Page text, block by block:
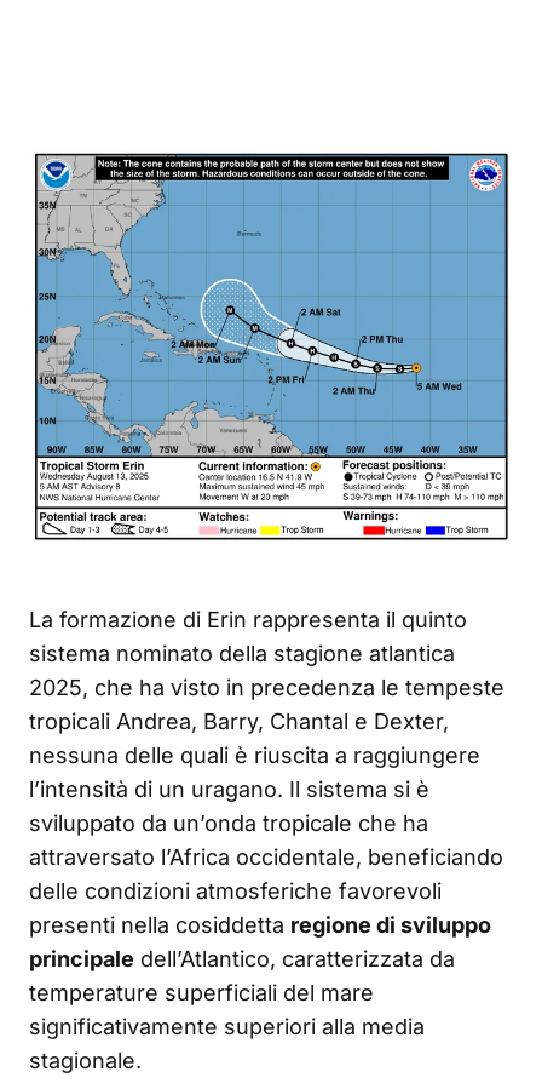
La formazione di Erin rappresenta il quinto
sistema nominato della stagione atlantica
2025, che ha visto in precedenza le tempeste
tropicali Andrea, Barry, Chantal e Dexter,
nessuna delle quali è riuscita a raggiungere
l’intensità di un uragano. Il sistema si è
sviluppato da un’onda tropicale che ha
attraversato l’Africa occidentale, beneficiando
delle condizioni atmosferiche favorevoli
presenti nella cosiddetta regione di sviluppo
principale dell’Atlantico, caratterizzata da
temperature superficiali del mare
significativamente superiori alla media
stagionale.